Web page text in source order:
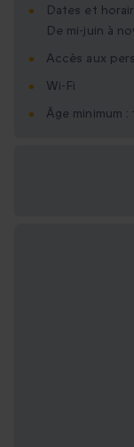
Dates et
De mi-juin à
Accès aux
Wi-Fi
Âge minimum :